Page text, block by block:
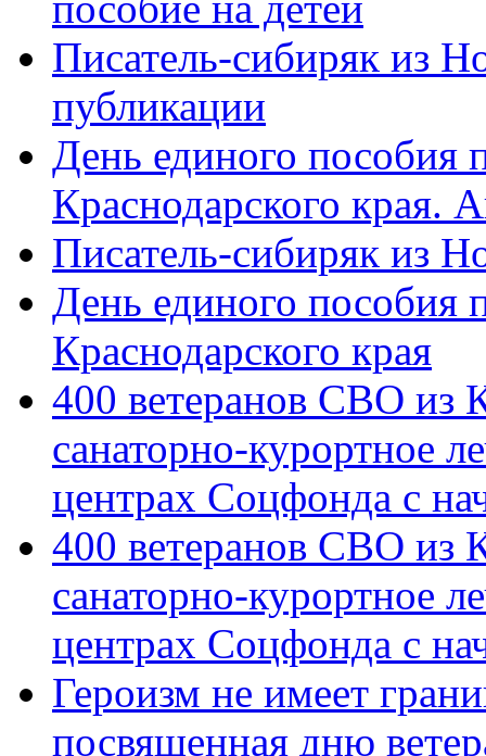
Писатель-сибиряк из
публикации
День единого пособия
Краснодарского края.
Писатель-сибиряк из
День единого пособия
Краснодарского края
400 ветеранов СВО из
санаторно-курортное
центрах Соцфонда с
400 ветеранов СВО из
санаторно-курортное
центрах Соцфонда с
Героизм не имеет
посвященная дню